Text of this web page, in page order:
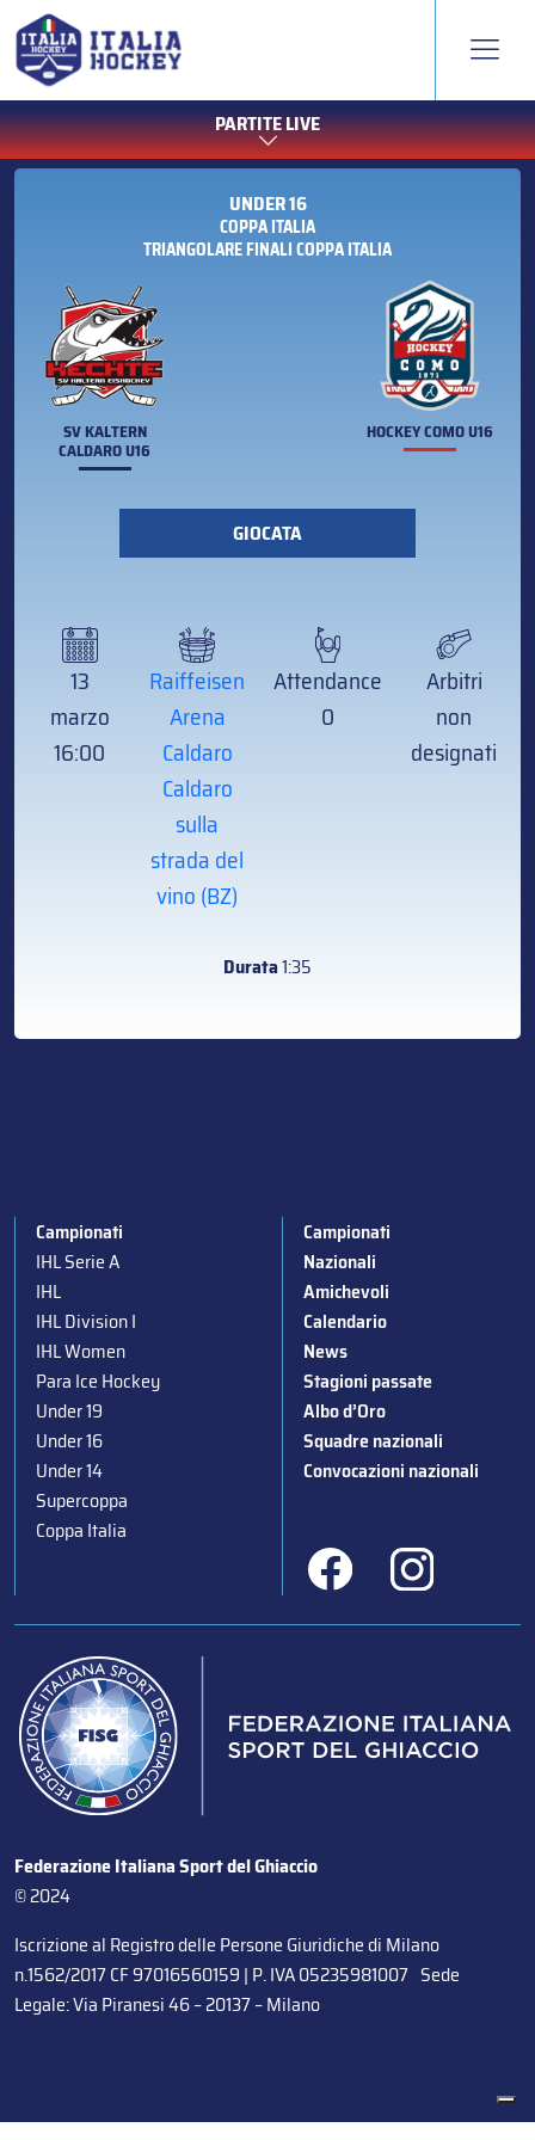
PARTITE LIVE
UNDER 16
COPPA ITALIA
TRIANGOLARE FINALI COPPA ITALIA
SV KALTERN
CALDARO U16
HOCKEY COMO U16
GIOCATA
13
marzo
16:00
Raiffeisen
Arena
Caldaro
Caldaro
sulla
strada del
vino (BZ)
Attendance
0
Arbitri
non
designati
Durata1:35
Campionati
IHL Serie A
IHL
IHL Division I
IHL Women
Para Ice Hockey
Under 19
Under 16
Under 14
Supercoppa
Coppa Italia
Campionati
Nazionali
Amichevoli
Calendario
News
Stagioni passate
Albo d’Oro
Squadre nazionali
Convocazioni nazionali
Federazione Italiana Sport del Ghiaccio
© 2024
Iscrizione al Registro delle Persone Giuridiche di Milano
n.1562/2017 CF 97016560159 | P. IVA 05235981007 Sede
Legale: Via Piranesi 46 – 20137 – Milano